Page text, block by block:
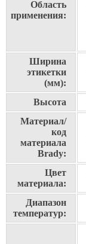
Область
применения:
Ширина
этикетки
(мм):
Высота
Материал/
код
материала
Brady:
Цвет
материала:
Диапазон
температур: